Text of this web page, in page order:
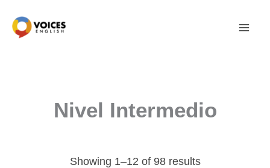
content
Nivel Intermedio
Showing 1–12 of 98 resultsSorted